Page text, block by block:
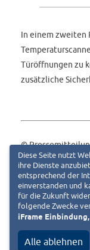
In einem zweiten
Türöffnungen zu
zusätzliche
©
01.12.2020
Diese Seite nutzt
ihre Dienste
entsprechend der
einverstanden und
für die Zukunft
folgende Zwecke
iFrame
Alle ablehnen